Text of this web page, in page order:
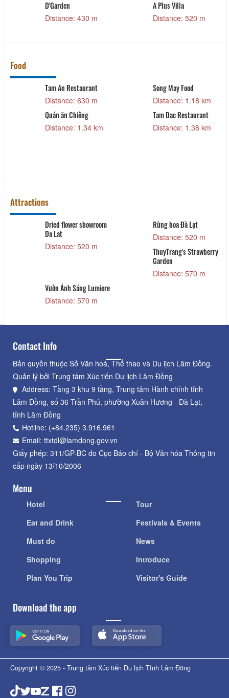
Distance: 520 m Distance: 560 m
Food
Song May Food
Distance: 1.18 km
Tam Dac Restaurant
Distance: 1.38 km
Tam Dac Restaurant
Distance: 1.38 km
Collesseum Restaurant
Distance: 1.47 km
Attractions
Rừng hoa Đà Lạt
Distance: 520 m
ThuyTrang's Strawberry
Hiepluc's Strawberry
Garden
Distance: 680 m
Contact Info
Bản quyền thuộc Sở Văn hoá, Thể thao và Du lịch Lâm Đồng.
Quản lý bởi Trung tâm Xúc tiến Du lịch Lâm Đồng
Address: Tầng 3 khu 9 tầng, Trung tâm Hành chính tỉnh
Lâm Đồng, số 36 Trần Phú, phường Xuân Hương - Đà Lạt,
tỉnh Lâm Đồng
Hotline: (+84.235) 3.916.961
Email: ttxtdl@lamdong.gov.vn
Giấy phép: 311/GP-BC do Cục Báo chí - Bộ Văn hóa Thông tin
cấp ngày 13/10/2006
Menu
Hotel
Eat and Drink
Must do
Shopping
Plan You Trip
Tour
Festivals & Events
News
Introduce
Visitor's Guide
Download the app
Copyright © 2025 - Trung tâm Xúc tiến Du lịch Tỉnh Lâm Đồng